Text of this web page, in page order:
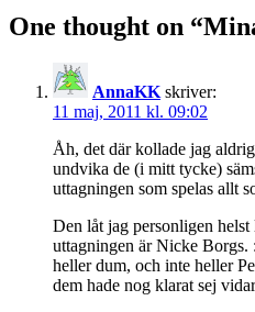
One thought on “
AnnaKK skriver:
11 maj, 2011 kl. 09:02
Åh, det där kollade jag
undvika de (i mitt tycke)
uttagningen som spelas allt
Den låt jag personligen helst
uttagningen är Nicke Borgs.
heller dum, och inte heller
dem hade nog klarat sej